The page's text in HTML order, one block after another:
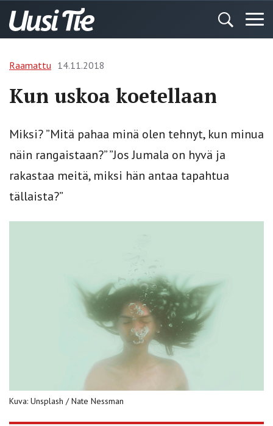
Raamattu 14.11.2018
Kun uskoa koetellaan
Miksi? ”Mitä pahaa minä olen tehnyt, kun minua
näin rangaistaan?” ”Jos Jumala on hyvä ja
rakastaa meitä, miksi hän antaa tapahtua
tällaista?”
Kuva: Unsplash / Nate Nessman